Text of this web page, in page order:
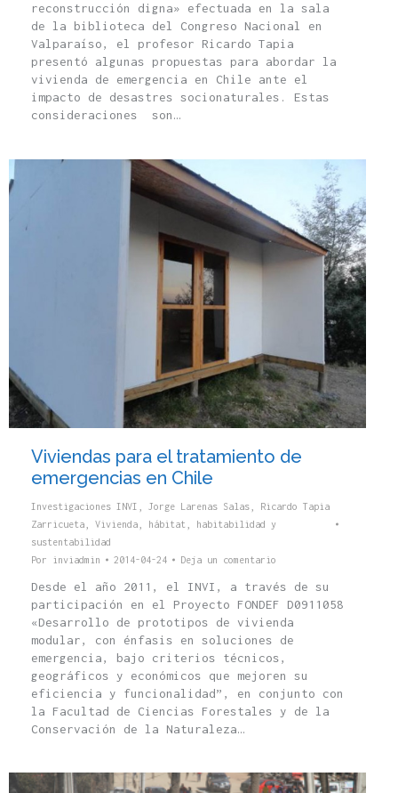
reconstrucción digna» efectuada en la sala
de la biblioteca del Congreso Nacional en
Valparaíso, el profesor Ricardo Tapia
presentó algunas propuestas para abordar la
vivienda de emergencia en Chile ante el
impacto de desastres socionaturales. Estas
consideraciones son…
Viviendas para el tratamiento de
emergencias en Chile
Investigaciones INVI Jorge Larenas Salas
Ricardo Tapia
Zarricueta
Vivienda, hábitat, habitabilidad y
sustentabilidad
Por
inviadmin 2014-04-24 Deja un comentario
Desde el año 2011, el INVI, a través de su
participación en el Proyecto FONDEF D0911058
«Desarrollo de prototipos de vivienda
modular, con énfasis en soluciones de
emergencia, bajo criterios técnicos,
geográficos y económicos que mejoren su
eficiencia y funcionalidad”, en conjunto con
la Facultad de Ciencias Forestales y de la
Conservación de la Naturaleza…